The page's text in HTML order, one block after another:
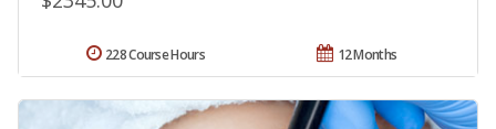
12 Months
228 Course Hours